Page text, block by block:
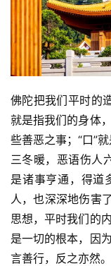
资
讯
八
点
僧
佛陀把我们平时的
就是指我们的身体
些善恶之事；“口”
三冬暖，恶语伤人
是诸事亨通，得道
人，也深深地伤害
思想，平时我们的
是一切的根本，因
言善行，反之亦然。